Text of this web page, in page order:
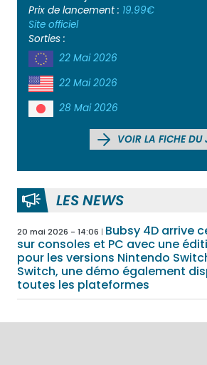
Prix de lancement : 19.99€
Site officiel
Sorties :
22 Mai 2026
22 Mai 2026
28 Mai 2026
VOIR LA FICHE DU
LES NEWS
20 mai 2026 - 14:06
Bubsy 4D arrive
sur consoles et PC avec une
pour les versions Nintendo
Switch, une démo également
toutes les plateformes